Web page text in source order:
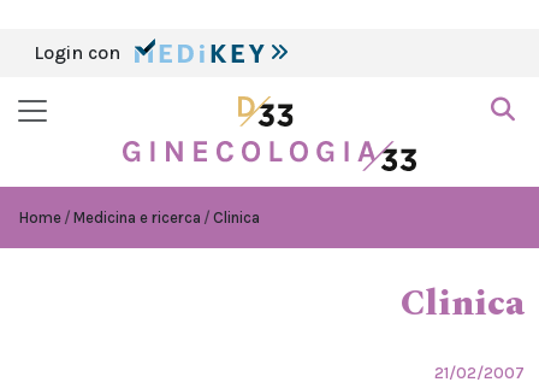
Login con
Home Medicina e ricerca Clinica
Clinica
21/02/2007